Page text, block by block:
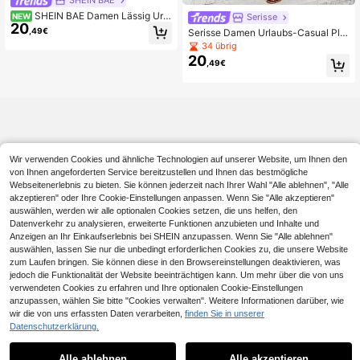
NEW SHEIN BAE Damen Lässig Urla
ub gestreiftes Camisole mit Kontras
tfarbe und gestreifter Bündchenhos
20 ,49€
Serisse
Serisse Damen Urlaubs-Casual Plis
see Hemd und Hose 2-teiliges Set
34 übrig
20 ,49€
Wir verwenden Cookies und ähnliche Technologien auf unserer Website, um Ihnen den
von Ihnen angeforderten Service bereitzustellen und Ihnen das bestmögliche
Webseitenerlebnis zu bieten. Sie können jederzeit nach Ihrer Wahl "Alle ablehnen", "Alle
akzeptieren" oder Ihre Cookie-Einstellungen anpassen. Wenn Sie "Alle akzeptieren"
auswählen, werden wir alle optionalen Cookies setzen, die uns helfen, den
Datenverkehr zu analysieren, erweiterte Funktionen anzubieten und Inhalte und
Anzeigen an Ihr Einkaufserlebnis bei SHEIN anzupassen. Wenn Sie "Alle ablehnen"
auswählen, lassen Sie nur die unbedingt erforderlichen Cookies zu, die unsere Website
zum Laufen bringen. Sie können diese in den Browsereinstellungen deaktivieren, was
jedoch die Funktionalität der Website beeinträchtigen kann. Um mehr über die von uns
verwendeten Cookies zu erfahren und Ihre optionalen Cookie-Einstellungen
anzupassen, wählen Sie bitte "Cookies verwalten". Weitere Informationen darüber, wie
wir die von uns erfassten Daten verarbeiten, finden Sie in unserer
Datenschutzerklärung.